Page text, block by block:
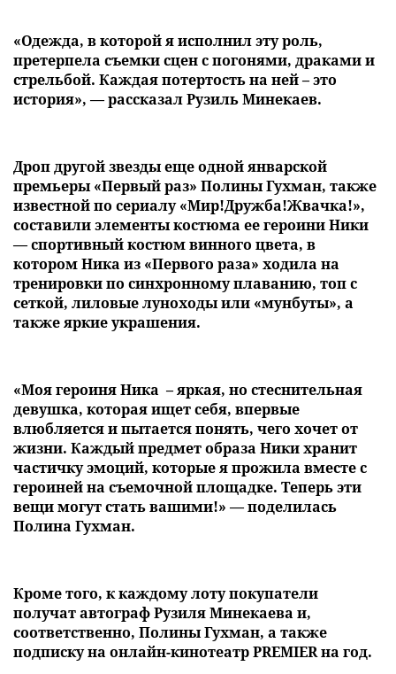
«Одежда, в которой я исполнил эту роль,
претерпела съемки сцен с погонями, драками и
стрельбой. Каждая потертость на ней – это
история», — рассказал Рузиль Минекаев.
Дроп другой звезды еще одной январской
премьеры «Первый раз» Полины Гухман, также
известной по сериалу «Мир!Дружба!Жвачка!»,
составили элементы костюма ее героини Ники
— спортивный костюм винного цвета, в
котором Ника из «Первого раза» ходила на
тренировки по синхронному плаванию, топ с
сеткой, лиловые луноходы или «мунбуты», а
также яркие украшения.
«Моя героиня Ника – яркая, но стеснительная
девушка, которая ищет себя, впервые
влюбляется и пытается понять, чего хочет от
жизни. Каждый предмет образа Ники хранит
частичку эмоций, которые я прожила вместе с
героиней на съемочной площадке. Теперь эти
вещи могут стать вашими!» — поделилась
Полина Гухман.
Кроме того, к каждому лоту покупатели
получат автограф Рузиля Минекаева и,
соответственно, Полины Гухман, а также
подписку на онлайн-кинотеатр PREMIER на год.